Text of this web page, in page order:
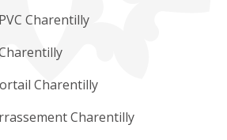
Charentilly
Charentilly
Charentilly